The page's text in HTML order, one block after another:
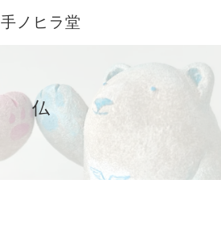
手ノヒラ堂
仏